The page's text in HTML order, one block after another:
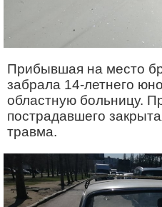
Прибывшая на место
забрала 14-летнего
областную больницу.
пострадавшего
травма.